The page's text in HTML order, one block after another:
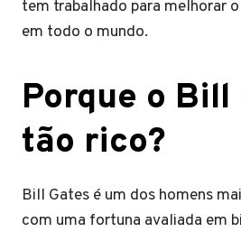
tem trabalhado para melhorar
em todo o mundo.
Porque o Bill
tão rico?
Bill Gates é um dos homens
com uma fortuna avaliada em